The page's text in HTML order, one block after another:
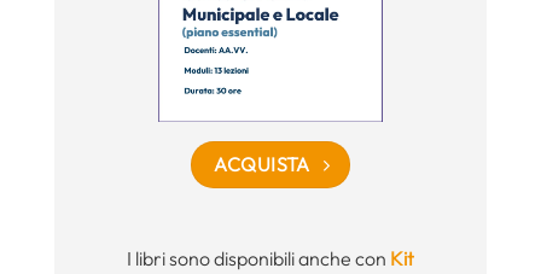
ACQUISTA
I libri sono disponibili anche con Kit